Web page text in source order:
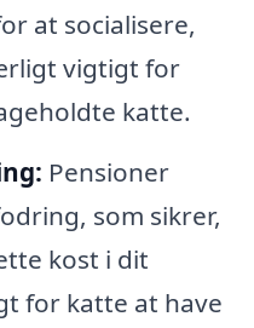
at socialisere,
vigtigt for
katte.
Pensioner
som sikrer,
kost i dit
for katte at have